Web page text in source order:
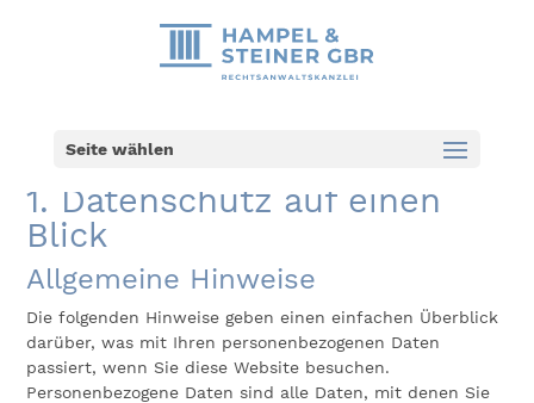
Seite wählen
Datenschutz­erklärung
1. Datenschutz auf einen
Blick
Allgemeine Hinweise
Die folgenden Hinweise geben einen einfachen Überblick
darüber, was mit Ihren personenbezogenen Daten
passiert, wenn Sie diese Website besuchen.
Personenbezogene Daten sind alle Daten, mit denen Sie